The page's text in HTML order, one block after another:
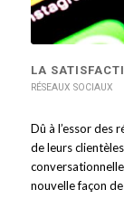
LA
RÉSEAUX SOCIAUX
Dû à l’essor des
de leurs
nouvelle façon